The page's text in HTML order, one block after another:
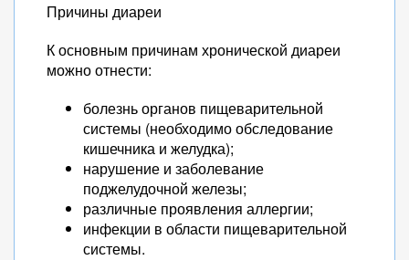
Причины диареи
К основным причинам хронической диареи
можно отнести:
болезнь органов пищеварительной
системы (необходимо обследование
кишечника и желудка);
нарушение и заболевание
поджелудочной железы;
различные проявления аллергии;
инфекции в области пищеварительной
системы.